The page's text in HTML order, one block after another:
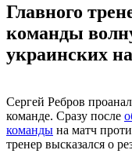
Главного
команды
украинских
Сергей Ребров
команде. Сразу после
команды на матч
тренер высказался о